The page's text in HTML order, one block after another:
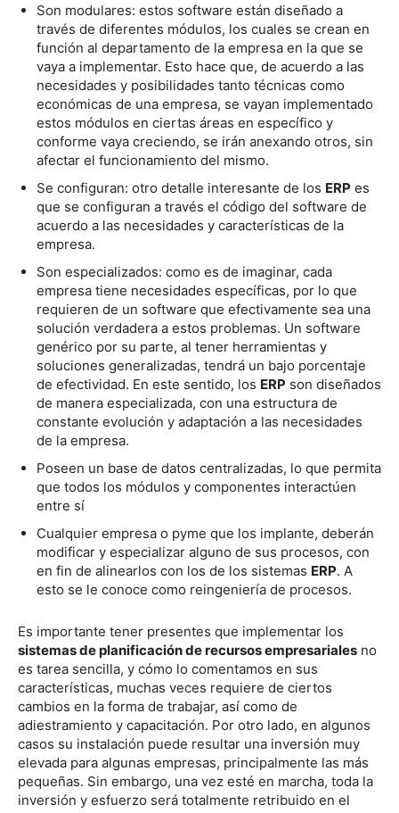
Son modulares: estos software están diseñado a
través de diferentes módulos, los cuales se crean en
función al departamento de la empresa en la que se
vaya a implementar. Esto hace que, de acuerdo a las
necesidades y posibilidades tanto técnicas como
económicas de una empresa, se vayan implementado
estos módulos en ciertas áreas en específico y
conforme vaya creciendo, se irán anexando otros, sin
afectar el funcionamiento del mismo.
Se configuran: otro detalle interesante de los ERP es
que se configuran a través el código del software de
acuerdo a las necesidades y características de la
empresa.
Son especializados: como es de imaginar, cada
empresa tiene necesidades específicas, por lo que
requieren de un software que efectivamente sea una
solución verdadera a estos problemas. Un software
genérico por su parte, al tener herramientas y
soluciones generalizadas, tendrá un bajo porcentaje
de efectividad. En este sentido, los ERP son diseñados
de manera especializada, con una estructura de
constante evolución y adaptación a las necesidades
de la empresa.
Poseen un base de datos centralizadas, lo que permita
que todos los módulos y componentes interactúen
entre sí
Cualquier empresa o pyme que los implante, deberán
modificar y especializar alguno de sus procesos, con
en fin de alinearlos con los de los sistemas ERP. A
esto se le conoce como reingeniería de procesos.
Es importante tener presentes que implementar los
sistemas de planificación de recursos empresariales no
es tarea sencilla, y cómo lo comentamos en sus
características, muchas veces requiere de ciertos
cambios en la forma de trabajar, así como de
adiestramiento y capacitación. Por otro lado, en algunos
casos su instalación puede resultar una inversión muy
elevada para algunas empresas, principalmente las más
pequeñas. Sin embargo, una vez esté en marcha, toda la
inversión y esfuerzo será totalmente retribuido en el